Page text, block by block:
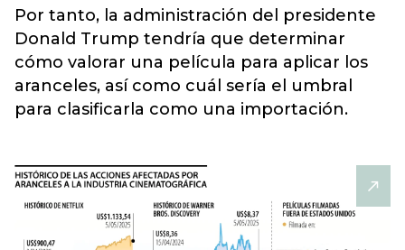
Por tanto, la administración del presidente
Donald Trump tendría que determinar
cómo valorar una película para aplicar los
aranceles, así como cuál sería el umbral
para clasificarla como una importación.